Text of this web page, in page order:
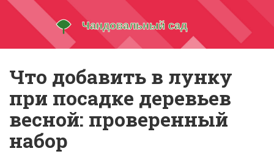
Что добавить в лунку
при посадке деревьев
весной: проверенный
набор